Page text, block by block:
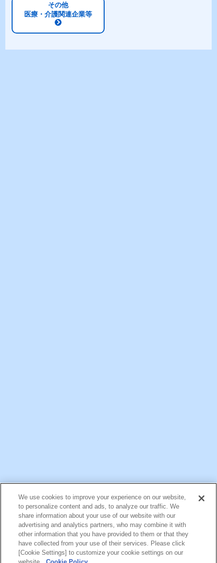
[使用商品]
Mini（コーヒー味）
お問い合わせサイトマップ個人情報保護について電子公告
アクセシビリティへの対応方針
ご利用規約 明治グループのDX
Cookie Settings
明治ホールディングス株式会社 （ EN ｜簡体 ）
その他
医療・介護関連企業等
We use cookies to improve your experience on our website,
to personalize content and ads, to analyze our traffic. We
share information about your use of our website with our
advertising and analytics partners, who may combine it with
other information that you have provided to them or that they
have collected from your use of their services. Please click
[Cookie Settings] to customize your cookie settings on our